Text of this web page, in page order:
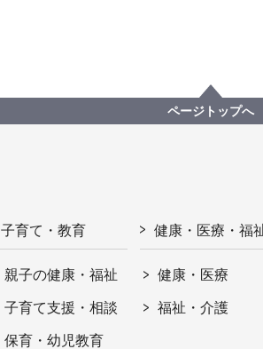
ページトップへ
子育て・教育
親子の健康・福祉
子育て支援・相談
保育・幼児教育
健康・医療・福
健康・医療
福祉・介護